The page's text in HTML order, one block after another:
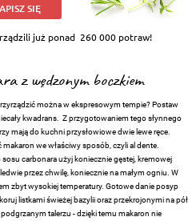
SIĘ
już ponad 260 000 potraw!
z wędzonym boczkiem
można w ekspresowym tempie? Postaw
kwadrans. Z przygotowaniem tego słynnego
mają do kuchni przysłowiowe dwie lewe ręce.
we właściwy sposób, czyli al dente.
carbonara użyj koniecznie gęstej, kremowej
przez chwilę, koniecznie na małym ogniu. W
zbyt wysokiej temperatury. Gotowe danie posyp
listkami świeżej bazylii oraz przekrojonymi na pół
talerzu - dzięki temu makaron nie